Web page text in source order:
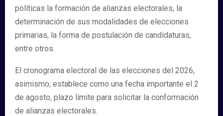
políticas la formación de alianzas electorales, la
determinación de sus modalidades de elecciones
primarias, la forma de postulación de candidaturas,
entre otros.
El cronograma electoral de las elecciones del 2026,
asimismo, establece como una fecha importante el 2
de agosto, plazo límite para solicitar la conformación
de alianzas electorales.